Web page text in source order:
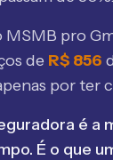
MSMB pro
de R$ 856
por ter
é
É o que